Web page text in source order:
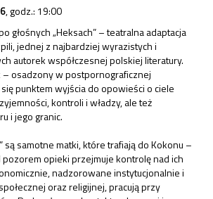
,godz.: 19:00
głośnych „Heksach” – teatralna adaptacja
jednej z najbardziej wyrazistych i
autorek współczesnej polskiej literatury.
– osadzony w postpornograficznej
punktem wyjścia do opowieści o ciele
kontroli i władzy, ale też
i jego granic.
są samotne matki, które trafiają do Kokonu –
opieki przejmuje kontrolę nad ich
nadzorowane instytucjonalnie i
oraz religijnej, pracują przy